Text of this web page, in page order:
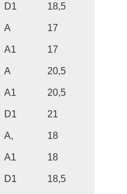
D1
18,5
A
17
A1
17
A
20,5
A1
20,5
D1
21
A,
18
A1
18
D1
18,5